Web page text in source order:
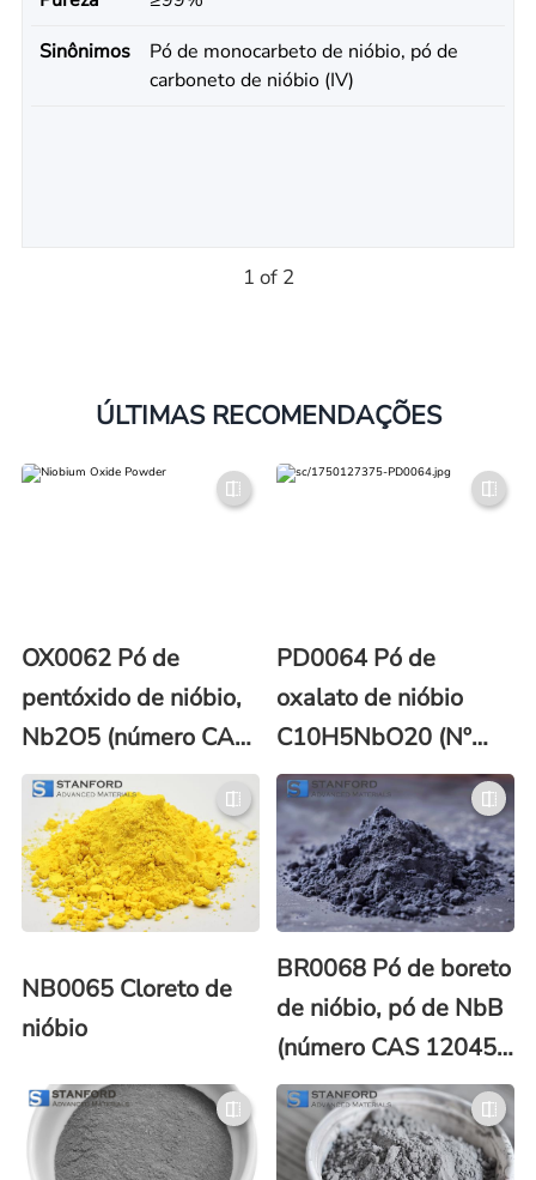
Sinônimos
Pó de monocarbeto de nióbio, pó de
carboneto de nióbio (IV)
1 of 2
ÚLTIMAS RECOMENDAÇÕES
OX0062 Pó de
pentóxido de nióbio,
Nb2O5 (número CAS
1313-96-8)
PD0064 Pó de
oxalato de nióbio
C10H5NbO20 (Nº
CAS: 21348-59-4)
NB0065 Cloreto de
nióbio
BR0068 Pó de boreto
de nióbio, pó de NbB
(número CAS 12045-
19-1)